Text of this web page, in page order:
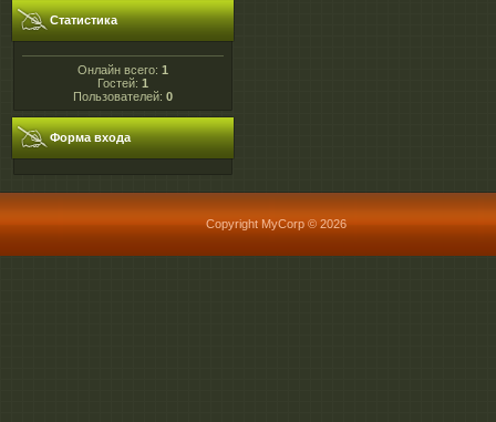
Статистика
Онлайн всего: 1
Гостей: 1
Пользователей: 0
Форма входа
Copyright MyCorp © 2026